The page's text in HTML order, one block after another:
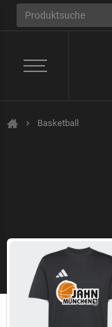
Jahn München Basketball